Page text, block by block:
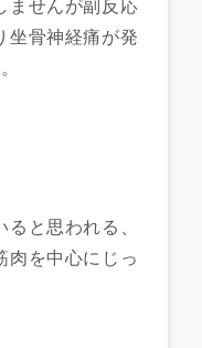
ませんが副反応
坐骨神経痛が発
と思われる、
肉を中心にじっ